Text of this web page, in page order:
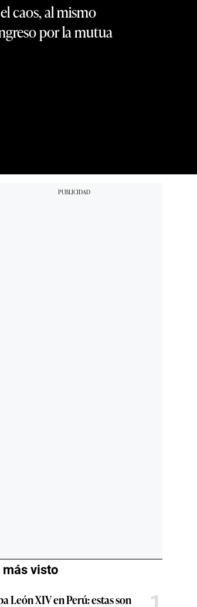
caos, al mismo
por la mutua
más visto
León XIV en Perú: estas son